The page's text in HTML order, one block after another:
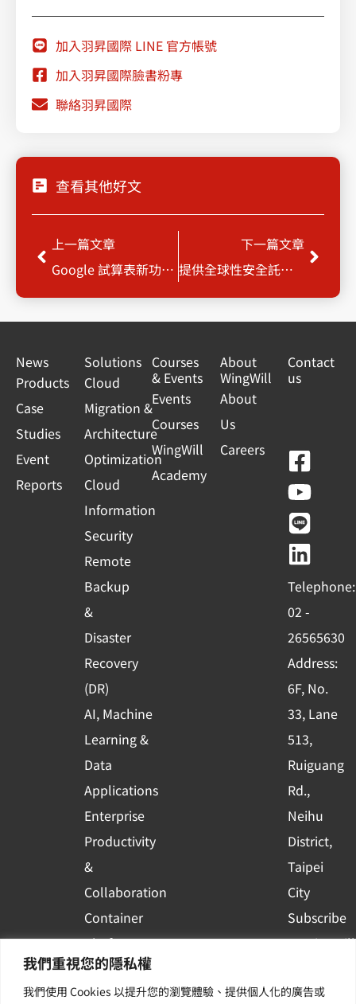
我們重視您的隱私權
我們使用 Cookies 以提升您的瀏覽體驗、提供個人化的廣告或
加入羽昇國際 LINE 官方帳號
加入羽昇國際臉書粉專
聯絡羽昇國際
查看其他好文
Prev
上一篇文章
Google 試算表新功能! 圖表樣式輕鬆自定義
下一篇文章
提供全球性安全託管的SASE雲服務，羽昇國際成為Cato Networks官方合作夥伴
Next
News
Products
Case
Studies
Event
Reports
Solutions
Cloud
Migration &
Architecture
Optimization
Cloud
Information
Security
Remote
Backup
&
Disaster
Recovery
(DR)
AI, Machine
Learning &
Data
Applications
Enterprise
Productivity
&
Collaboration
Container
Platform
Applications
Others /
Courses
& Events
Events
Courses
WingWill
Academy
About
WingWill
About
Us
Careers
Contact
us
F
a
c
e
b
o
o
k
-
s
q
u
a
r
e
Y
o
u
t
u
b
e
L
i
n
e
L
i
n
k
e
d
i
n
Telephone:
02 -
26565630
Address:
6F, No.
33, Lane
513,
Ruiguang
Rd.,
Neihu
District,
Taipei
City
Subscribe
to WingWill
the latest